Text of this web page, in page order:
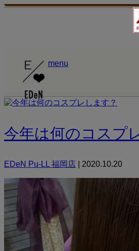
menu
ホーム
超音波アイロン
今年は何のコスプ
EDeN Pu-LL 福岡店 2020.10.20